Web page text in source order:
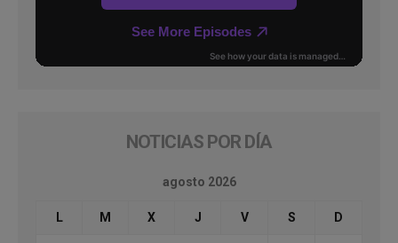
NOTICIAS POR DÍA
agosto 2026
L M X J V S D